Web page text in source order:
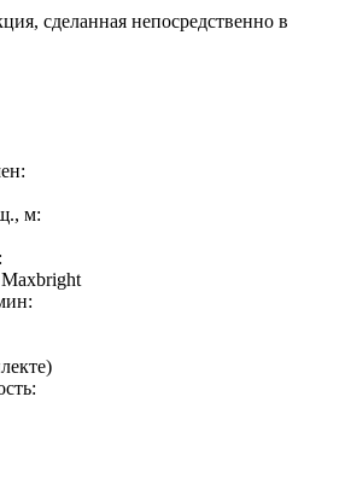
сделанная непосредственно в
м: